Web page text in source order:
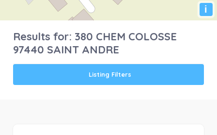
i
Results for: 380 CHEM COLOSSE
97440 SAINT ANDRE
Listing Filters